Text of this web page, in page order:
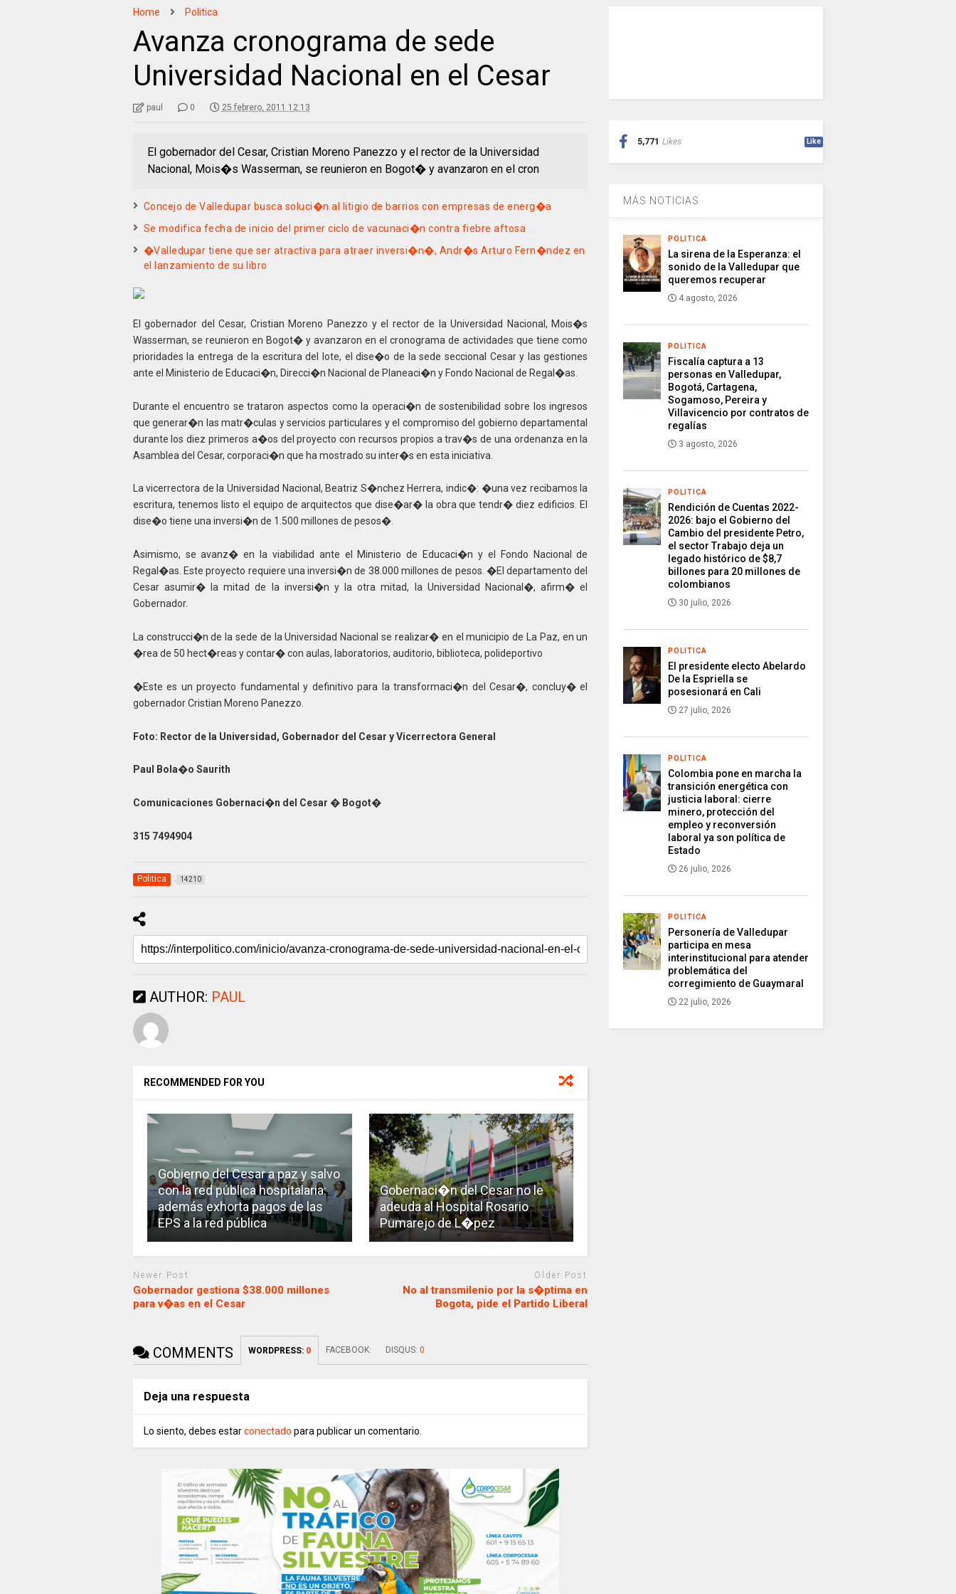
Home Politica
Avanza cronograma de sede
Universidad Nacional en el Cesar
paul 0 25 febrero, 2011 12:13
El gobernador del Cesar, Cristian Moreno Panezzo y el rector de la Universidad
Nacional, Mois�s Wasserman, se reunieron en Bogot� y avanzaron en el cron
Concejo de Valledupar busca soluci�n al litigio de barrios con empresas de energ�a
Se modifica fecha de inicio del primer ciclo de vacunaci�n contra fiebre aftosa
�Valledupar tiene que ser atractiva para atraer inversi�n�, Andr�s Arturo Fern�ndez en
el lanzamiento de su libro
El gobernador del Cesar, Cristian Moreno Panezzo y el rector de la Universidad Nacional, Mois�s
Wasserman, se reunieron en Bogot� y avanzaron en el cronograma de actividades que tiene como
prioridades la entrega de la escritura del lote, el dise�o de la sede seccional Cesar y las gestiones
ante el Ministerio de Educaci�n, Direcci�n Nacional de Planeaci�n y Fondo Nacional de Regal�as.
Durante el encuentro se trataron aspectos como la operaci�n de sostenibilidad sobre los ingresos
que generar�n las matr�culas y servicios particulares y el compromiso del gobierno departamental
durante los diez primeros a�os del proyecto con recursos propios a trav�s de una ordenanza en la
Asamblea del Cesar, corporaci�n que ha mostrado su inter�s en esta iniciativa.
La vicerrectora de la Universidad Nacional, Beatriz S�nchez Herrera, indic�: �una vez recibamos la
escritura, tenemos listo el equipo de arquitectos que dise�ar� la obra que tendr� diez edificios. El
dise�o tiene una inversi�n de 1.500 millones de pesos�.
Asimismo, se avanz� en la viabilidad ante el Ministerio de Educaci�n y el Fondo Nacional de
Regal�as. Este proyecto requiere una inversi�n de 38.000 millones de pesos. �El departamento del
Cesar asumir� la mitad de la inversi�n y la otra mitad, la Universidad Nacional�, afirm� el
Gobernador.
La construcci�n de la sede de la Universidad Nacional se realizar� en el municipio de La Paz, en un
�rea de 50 hect�reas y contar� con aulas, laboratorios, auditorio, biblioteca, polideportivo
�Este es un proyecto fundamental y definitivo para la transformaci�n del Cesar�, concluy� el
gobernador Cristian Moreno Panezzo.
Foto: Rector de la Universidad, Gobernador del Cesar y Vicerrectora General
Paul Bola�o Saurith
Comunicaciones Gobernaci�n del Cesar � Bogot�
315 7494904
Politica 14210
AUTHOR: PAUL
RECOMMENDED FOR YOU
Gobierno del Cesar a paz y salvo
con la red pública hospitalaria:
además exhorta pagos de las
EPS a la red pública
Gobernaci�n del Cesar no le
adeuda al Hospital Rosario
Pumarejo de L�pez
Newer Post
Gobernador gestiona $38.000 millones
para v�as en el Cesar
Older Post
No al transmilenio por la s�ptima en
Bogota, pide el Partido Liberal
COMMENTS WORDPRESS: 0 FACEBOOK: DISQUS: 0
Deja una respuesta
Lo siento, debes estarconectado para publicar un comentario.
5,771 Likes Like
MÁS NOTICIAS
POLITICA
La sirena de la Esperanza: el
sonido de la Valledupar que
queremos recuperar
4 agosto, 2026
POLITICA
Fiscalía captura a 13
personas en Valledupar,
Bogotá, Cartagena,
Sogamoso, Pereira y
Villavicencio por contratos de
regalías
3 agosto, 2026
POLITICA
Rendición de Cuentas 2022-
2026: bajo el Gobierno del
Cambio del presidente Petro,
el sector Trabajo deja un
legado histórico de $8,7
billones para 20 millones de
colombianos
30 julio, 2026
POLITICA
El presidente electo Abelardo
De la Espriella se
posesionará en Cali
27 julio, 2026
POLITICA
Colombia pone en marcha la
transición energética con
justicia laboral: cierre
minero, protección del
empleo y reconversión
laboral ya son política de
Estado
26 julio, 2026
POLITICA
Personería de Valledupar
participa en mesa
interinstitucional para atender
problemática del
corregimiento de Guaymaral
22 julio, 2026